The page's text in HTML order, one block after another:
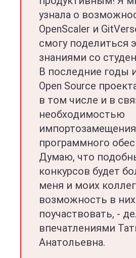
узнала о
OpenScaler и
смогу поделиться
знаниями со
В последние годы
Open Source
в том числе и в
необходимостью
импортозамещения
программного
Думаю, что
конкурсов будет
меня и моих
возможность в них
поучаствовать, -
впечатлениями
Анатольевна.